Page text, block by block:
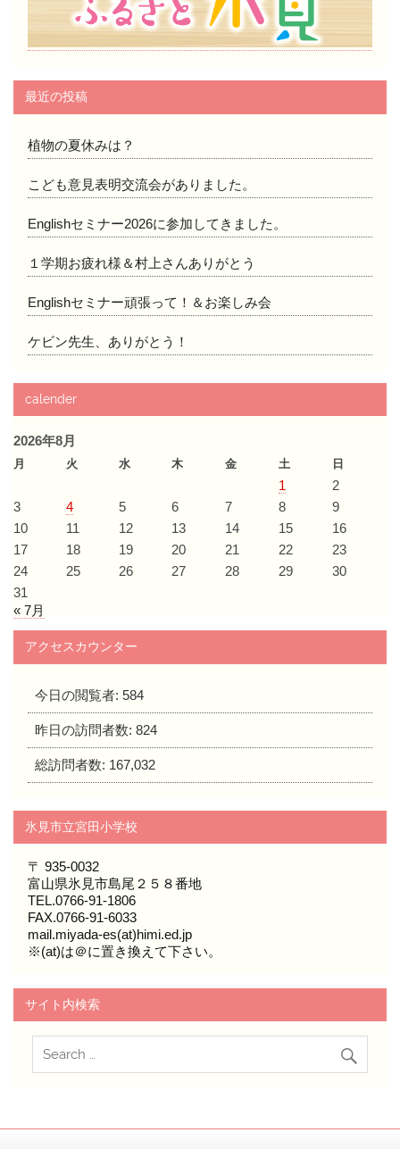
最近の投稿
植物の夏休みは？
こども意見表明交流会がありました。
Englishセミナー2026に参加してきました。
１学期お疲れ様＆村上さんありがとう
Englishセミナー頑張って！＆お楽しみ会
ケビン先生、ありがとう！
calender
2026年8月
月 火 水 木 金 土 日
1
2
3
4 5 6 7 8
9
10
11 12 13 14 15
16
17
18 19 20 21 22
23
24
25 26 27 28 29
30
31
« 7月
アクセスカウンター
今日の閲覧者:584
昨日の訪問者数:824
総訪問者数: 167,032
氷見市立宮田小学校
〒 935-0032
富山県氷見市島尾２５８番地
TEL.0766-91-1806
FAX.0766-91-6033
mail.miyada-es(at)himi.ed.jp
※(at)は＠に置き換えて下さい。
サイト内検索